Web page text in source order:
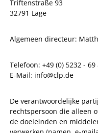
Triftenstraße 93
32791 Lage
Algemeen directeur:
Telefoon: +49 (0) 5232 - 69
E-Mail: info@clp.de
De verantwoordelijke
rechtspersoon die alleen
de doeleinden en